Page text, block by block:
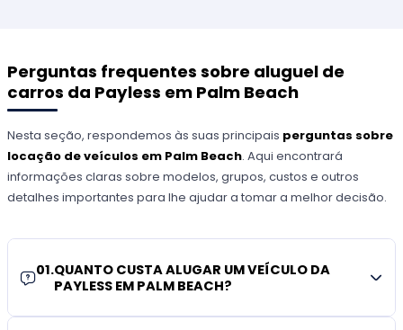
Perguntas frequentes sobre aluguel de
carros da Payless em Palm Beach
Nesta seção, respondemos às suas principais perguntas sobre
locação de veículos em Palm Beach. Aqui encontrará
informações claras sobre modelos, grupos, custos e outros
detalhes importantes para lhe ajudar a tomar a melhor decisão.
01.QUANTO CUSTA ALUGAR UM VEÍCULO DA
PAYLESS EM PALM BEACH?